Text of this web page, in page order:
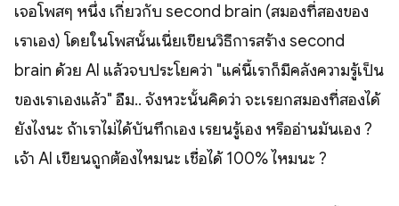
เจอโพสๆ หนึ่ง เกี่ยวกับ second brain (สมองที่สองของ
เราเอง) โดยในโพสนั้นเนี่ยเขียนวิธีการสร้าง second
brain ด้วย AI แล้วจบประโยคว่า "แค่นี้เราก็มีคลังความรู้เป็น
ของเราเองแล้ว" อืม.. จังหวะนั้นคิดว่า จะเรียกสมองที่สองได้
ยังไงนะ ถ้าเราไม่ได้บันทึกเอง เรียนรู้เอง หรืออ่านมันเอง ?
เจ้า AI เขียนถูกต้องไหมนะ เชื่อได้ 100% ไหมนะ ?